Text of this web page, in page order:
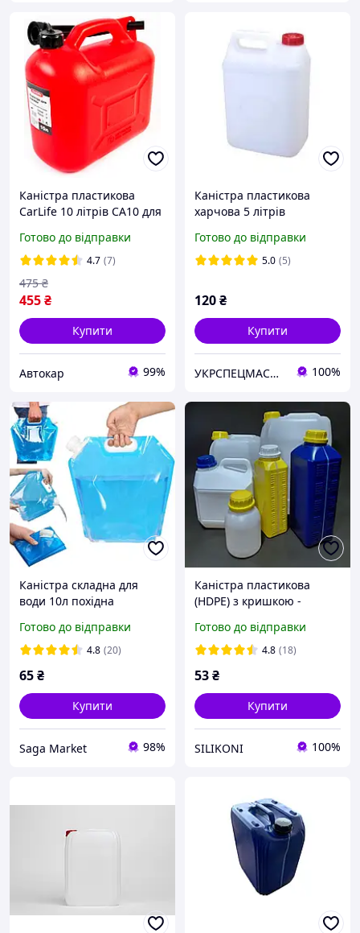
Каністра пластикова
CarLife 10 літрів СА10 для
Готово до відправки
4.7 (7)
455₴
475 ₴
Купити
Автокар 99%
Каністра пластикова
харчова 5 літрів
Готово до відправки
5.0 (5)
120₴
Купити
УКРСПЕЦМАСЛА ТД, ТОВ 100%
Каністра складна для
води 10л похідна
Готово до відправки
4.8 (20)
65₴
Купити
Saga Market 98%
Каністра пластикова
(HDPE) з кришкою -
Готово до відправки
4.8 (18)
53₴
Купити
SILIKONI 100%